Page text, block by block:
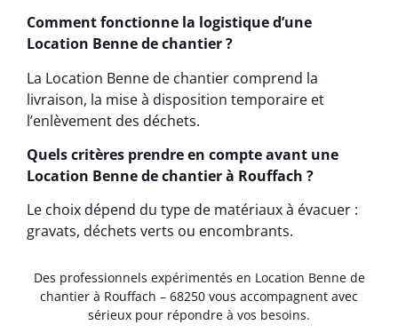
Comment fonctionne la logistique d’une
Location Benne de chantier ?
La Location Benne de chantier comprend la
livraison, la mise à disposition temporaire et
l’enlèvement des déchets.
Quels critères prendre en compte avant une
Location Benne de chantier à Rouffach ?
Le choix dépend du type de matériaux à évacuer :
gravats, déchets verts ou encombrants.
Des professionnels expérimentés en Location Benne de
chantier à Rouffach – 68250 vous accompagnent avec
sérieux pour répondre à vos besoins.